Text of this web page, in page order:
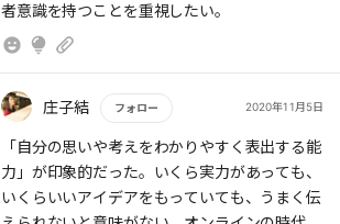
者意識を持つことを重視したい。
庄子結 フォロー 2020年11月5日
もっと読む
「自分の思いや考えをわかりやすく表出する能
力」が印象的だった。いくら実力があっても、
いくらいいアイデアをもっていても、うまく伝